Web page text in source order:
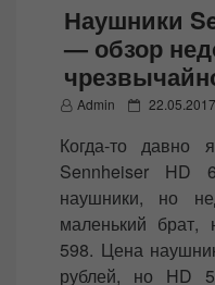
Наушники
— обзор
Admin
P
s
t
e
d
o
22.05.2017
Когда-то давно
Sennheiser HD
наушники, но
маленький брат,
598. Цена
рублей, но HD